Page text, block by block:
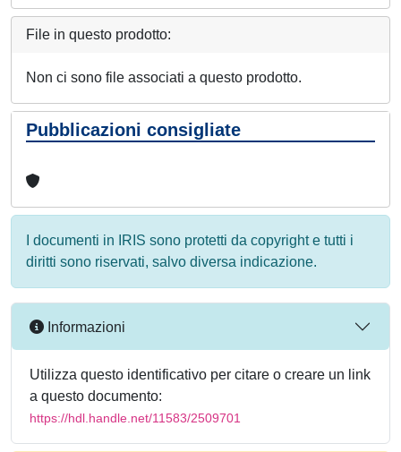
File in questo prodotto:
Non ci sono file associati a questo prodotto.
Pubblicazioni consigliate
I documenti in IRIS sono protetti da copyright e tutti i
diritti sono riservati, salvo diversa indicazione.
Informazioni
Utilizza questo identificativo per citare o creare un link
a questo documento:
https://hdl.handle.net/11583/2509701